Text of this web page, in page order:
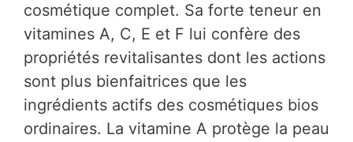
cosmétique complet. Sa forte teneur en
vitamines A, C, E et F lui confère des
propriétés revitalisantes dont les actions
sont plus bienfaitrices que les
ingrédients actifs des cosmétiques bios
ordinaires. La vitamine A protège la peau